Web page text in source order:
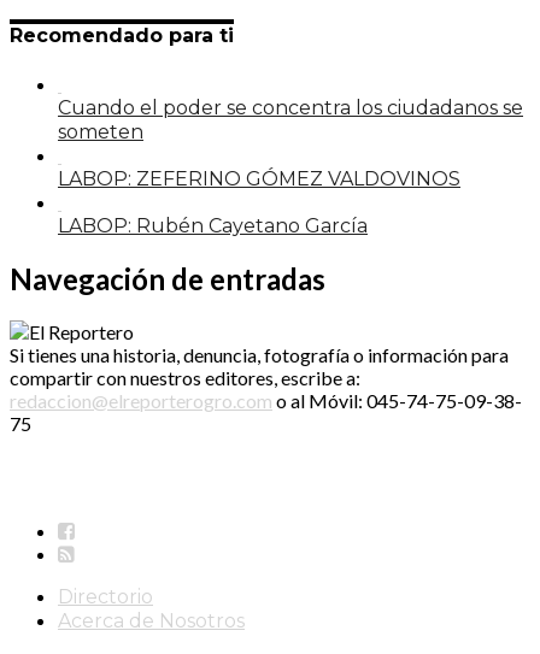
Recomendado para ti
Cuando el poder se concentra los ciudadanos se
someten
LABOP: ZEFERINO GÓMEZ VALDOVINOS
LABOP: Rubén Cayetano García
Navegación de entradas
Si tienes una historia, denuncia, fotografía o información para
compartir con nuestros editores, escribe a:
redaccion@elreporterogro.com o al Móvil: 045-74-75-09-38-
75
Directorio
Acerca de Nosotros